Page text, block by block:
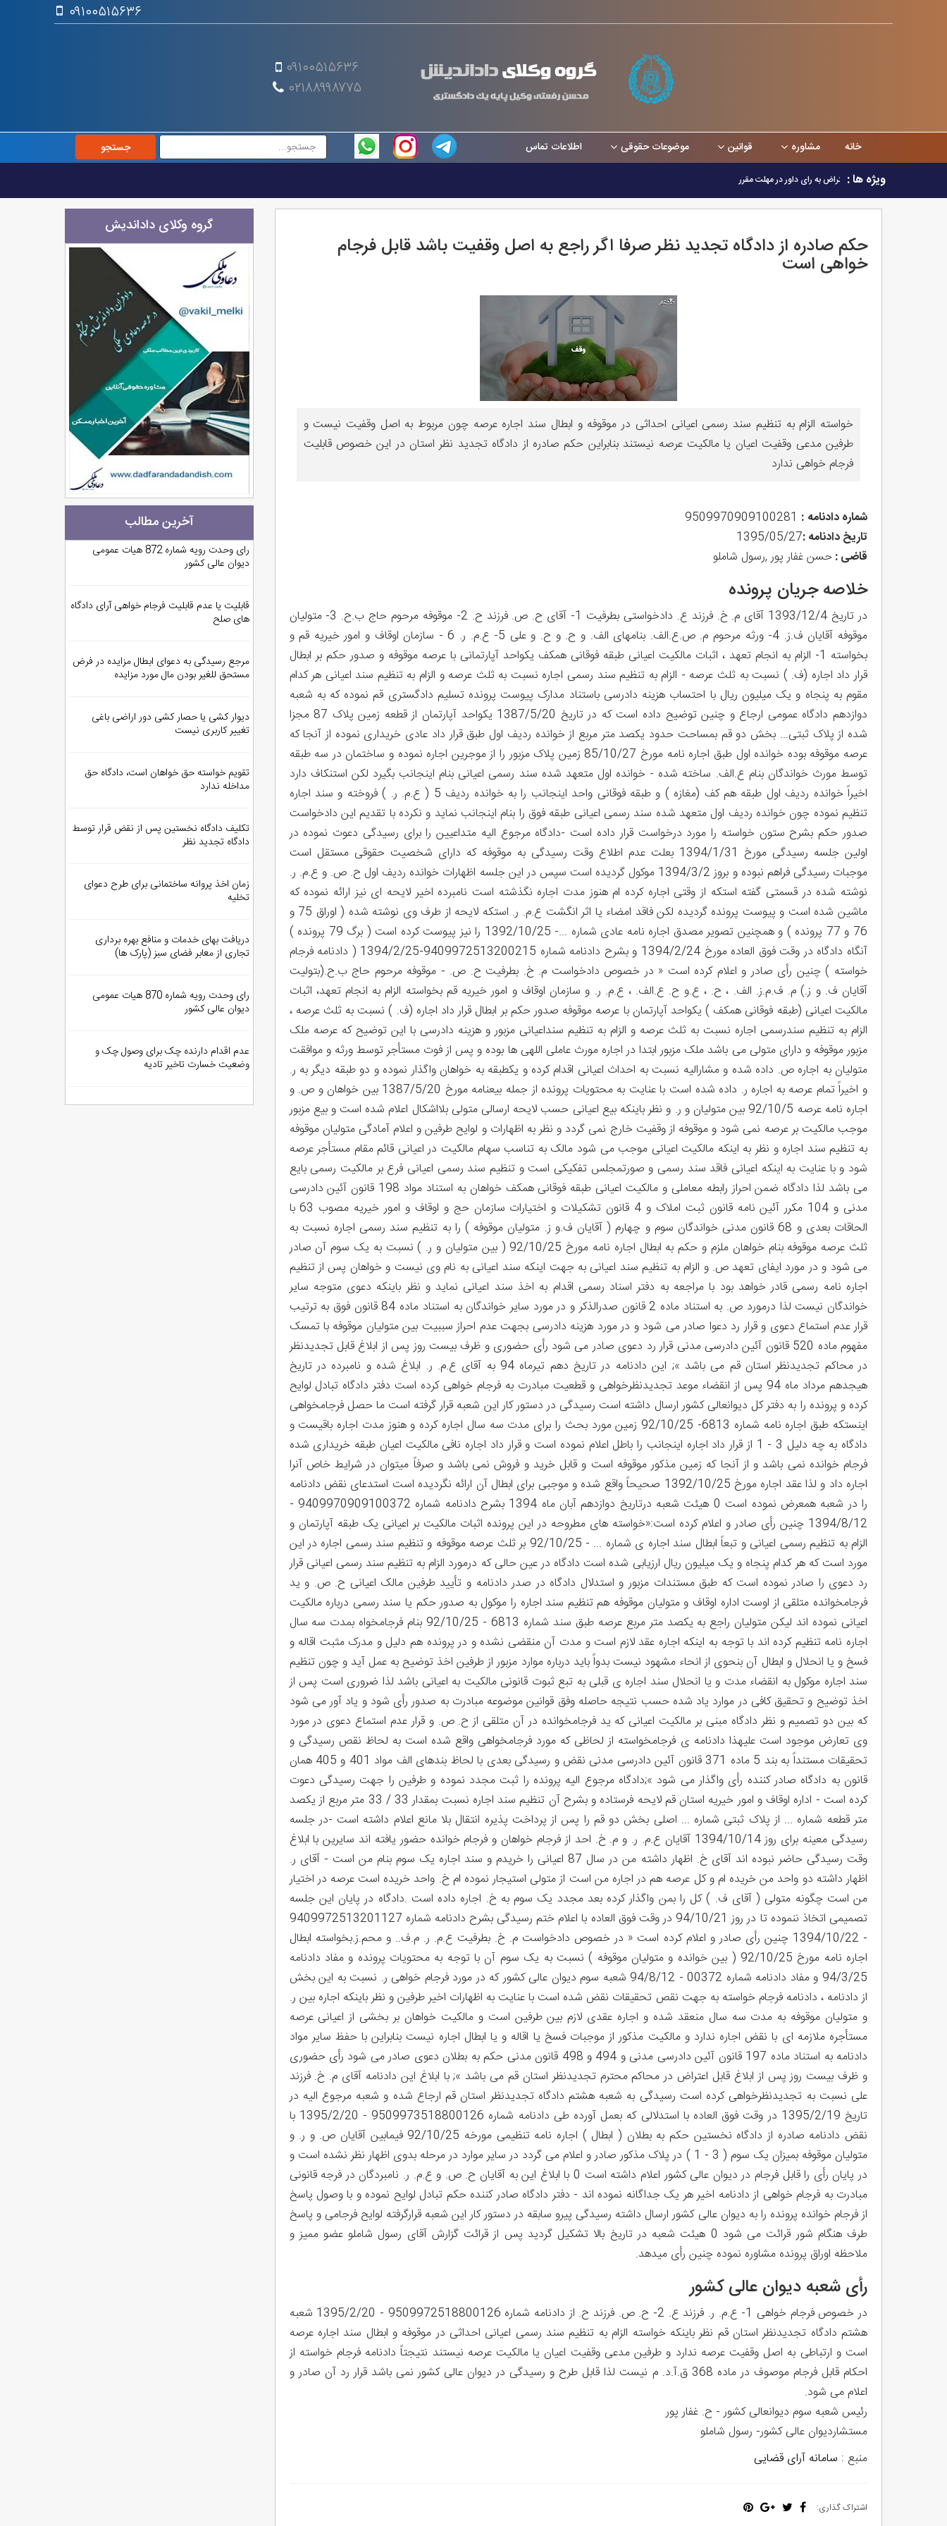
۰۹۱۰۰۵۱۵۶۳۶
۰۹۱۰۰۵۱۵۶۳۶
۰۲۱۸۸۹۹۸۷۷۵
خانه مشاوره قوانین موضوعات حقوقی اطلاعات تماس
ویژه ها : اثر عدم اعتراض به رای داور در مهلت مقرر
حکم صادره از دادگاه تجدید نظر صرفا اگر راجع به اصل وقفیت باشد قابل فرجام
خواهی است
خواسته الزام به تنظیم سند رسمی اعیانی احداثی در موقوفه و ابطال سند اجاره عرصه چون مربوط به اصل وقفیت نیست و
طرفین مدعی وقفیت اعیان یا مالکیت عرصه نیستند بنابراین حکم صادره از دادگاه تجدید نظر استان در این خصوص قابلیت
فرجام خواهی ندارد
شماره دادنامه :
تاریخ دادنامه :1395/05/27
قاضی : حسن غفار پور ,رسول شاملو
خلاصه جریان پرونده
در تاریخ 1393/12/4 آقای م. خ. فرزند ع. دادخواستی بطرفیت 1- آقای ح. ص. فرزند ح. 2- موقوفه مرحوم حاج ب.ح. 3- متولیان
موقوفه آقایان ف.ز. 4- ورثه مرحوم م. ص.ع.الف. بنامهای الف. و ح. و ح. و علی 5- ع.م. ر. 6 - سازمان اوقاف و امور خیریه قم و
بخواسته 1- الزام به انجام تعهد ، اثبات مالکیت اعیانی طبقه فوقانی همکف یکواحد آپارتمانی با عرصه موقوفه و صدور حکم بر ابطال
قرار داد اجاره (ف. ) نسبت به ثلث عرصه - الزام به تنظیم سند رسمی اجاره نسبت به ثلث عرصه و الزام به تنظیم سند اعیانی هر کدام
مقوم به پنجاه و یک میلیون ریال با احتساب هزینه دادرسی باستناد مدارک پیوست پرونده تسلیم دادگستری قم نموده که به شعبه
دوازدهم دادگاه عمومی ارجاع و چنین توضیح داده است که در تاریخ 1387/5/20 یکواحد آپارتمان از قطعه زمین پلاک 87 مجزا
شده از پلاک ثبتی... بخش دو قم بمساحت حدود یکصد متر مربع از خوانده ردیف اول طبق قرار داد عادی خریداری نموده از آنجا که
عرصه موقوفه بوده خوانده اول طبق اجاره نامه مورخ 85/10/27 زمین پلاک مزبور را از موجرین اجاره نموده و ساختمان در سه طبقه
توسط مورث خواندگان بنام ع.الف. ساخته شده - خوانده اول متعهد شده سند رسمی اعیانی بنام اینجانب بگیرد لکن استنکاف دارد
اخیراً خوانده ردیف اول طبقه هم کف (مغازه ) و طبقه فوقانی واحد اینجانب را به خوانده ردیف 5 ( ع.م. ر. ) فروخته و سند اجاره
تنظیم نموده چون خوانده ردیف اول متعهد شده سند رسمی اعیانی طبقه فوق را بنام اینجانب نماید و نکرده با تقدیم این دادخواست
صدور حکم بشرح ستون خواسته را مورد درخواست قرار داده است -دادگاه مرجوع الیه متداعیین را برای رسیدگی دعوت نموده در
اولین جلسه رسیدگی مورخ 1394/1/31 بعلت عدم اطلاع وقت رسیدگی به موقوفه که دارای شخصیت حقوقی مستقل است
موجبات رسیدگی فراهم نبوده و بروز 1394/3/2 موکول گردیده است سپس در این جلسه اظهارات خوانده ردیف اول ح. ص. و ع.م. ر.
نوشته شده در قسمتی گفته استکه از وقتی اجاره کرده ام هنوز مدت اجاره نگذشته است نامبرده اخیر لایحه ای نیز ارائه نموده که
ماشین شده است و پیوست پرونده گردیده لکن فاقد امضاء یا اثر انگشت ع.م. ر. استکه لایحه از طرف وی نوشته شده ( اوراق 75 و
76 و 77 پرونده ) و همچنین تصویر مصدق اجاره نامه عادی شماره ...- 1392/10/25 را نیز پیوست کرده است ( برگ 79 پرونده )
آنگاه دادگاه در وقت فوق العاده مورخ 1394/2/24 و بشرح دادنامه شماره 9409972513200215-1394/2/25 ( دادنامه فرجام
خواسته ) چنین رأی صادر و اعلام کرده است « در خصوص دادخواست م. خ. بطرفیت ح. ص. - موقوفه مرحوم حاج ب.ح.(بتولیت
آقایان ف. و ز.) م. ف.م.ز. الف. ، ح. ، ع.و ح. ع.الف. ، ع.م. ر. و سازمان اوقاف و امور خیریه قم بخواسته الزام به انجام تعهد، اثبات
مالکیت اعیانی (طبقه فوقانی همکف ) یکواحد آپارتمان با عرصه موقوفه صدور حکم بر ابطال قرار داد اجاره (ف. ) نسبت به ثلث عرصه ،
الزام به تنظیم سندرسمی اجاره نسبت به ثلث عرصه و الزام به تنظیم سنداعیانی مزبور و هزینه دادرسی با این توضیح که عرصه ملک
مزبور موقوفه و دارای متولی می باشد ملک مزبور ابتدا در اجاره مورث عاملی اللهی ها بوده و پس از فوت مستأجر توسط ورثه و موافقت
متولیان به اجاره ص. داده شده و مشارالیه نسبت به احداث اعیانی اقدام کرده و یکطبقه به خواهان واگذار نموده و دو طبقه دیگر به ر.
و اخیراً تمام عرصه به اجاره ر. داده شده است با عنایت به محتویات پرونده از جمله بیعنامه مورخ 1387/5/20 بین خواهان و ص. و
اجاره نامه عرصه 92/10/5 بین متولیان و ر. و نظر باینکه بیع اعیانی حسب لایحه ارسالی متولی بلااشکال اعلام شده است و بیع مزبور
موجب مالکیت بر عرصه نمی شود و موقوفه از وقفیت خارج نمی گردد و نظر به اظهارات و لوایح طرفین و اعلام آمادگی متولیان موقوفه
به تنظیم سند اجاره و نظر به اینکه مالکیت اعیانی موجب می شود مالک به تناسب سهام مالکیت در اعیانی قائم مقام مستأجر عرصه
شود و با عنایت به اینکه اعیانی فاقد سند رسمی و صورتمجلس تفکیکی است و تنظیم سند رسمی اعیانی فرع بر مالکیت رسمی بایع
می باشد لذا دادگاه ضمن احراز رابطه معاملی و مالکیت اعیانی طبقه فوقانی همکف خواهان به استناد مواد 198 قانون آئین دادرسی
مدنی و 104 مکرر آئین نامه قانون ثبت املاک و 4 قانون تشکیلات و اختیارات سازمان حج و اوقاف و امور خیریه مصوب 63 با
الحاقات بعدی و 68 قانون مدنی خواندگان سوم و چهارم ( آقایان ف.و ز. متولیان موقوفه ) را به تنظیم سند رسمی اجاره نسبت به
ثلث عرصه موقوفه بنام خواهان ملزم و حکم به ابطال اجاره نامه مورخ 92/10/25 ( بین متولیان و ر. ) نسبت به یک سوم آن صادر
می شود و در مورد ایفای تعهد ص. و الزام به تنظیم سند اعیانی به جهت اینکه سند اعیانی به نام وی نیست و خواهان پس از تنظیم
اجاره نامه رسمی قادر خواهد بود با مراجعه به دفتر اسناد رسمی اقدام به اخذ سند اعیانی نماید و نظر باینکه دعوی متوجه سایر
خواندگان نیست لذا درمورد ص. به استناد ماده 2 قانون صدرالذکر و در مورد سایر خواندگان به استناد ماده 84 قانون فوق به ترتیب
قرار عدم استماع دعوی و قرار رد دعوا صادر می شود و در مورد هزینه دادرسی بجهت عدم احراز سببیت بین متولیان موقوفه با تمسک
مفهوم ماده 520 قانون آئین دادرسی مدنی قرار رد دعوی صادر می شود رأی حضوری و ظرف بیست روز پس از ابلاغ قابل تجدیدنظر
در محاکم تجدیدنظر استان قم می باشد »; این دادنامه در تاریخ دهم تیرماه 94 به آقای ع.م. ر. ابلاغ شده و نامبرده در تاریخ
هیجدهم مرداد ماه 94 پس از انقضاء موعد تجدیدنظرخواهی و قطعیت مبادرت به فرجام خواهی کرده است دفتر دادگاه تبادل لوایح
کرده و پرونده را به دفتر کل دیوانعالی کشور ارسال داشته است رسیدگی در دستور کار این شعبه قرار گرفته است ما حصل فرجامخواهی
اینستکه طبق اجاره نامه شماره 6813- 92/10/25 زمین مورد بحث را برای مدت سه سال اجاره کرده و هنوز مدت اجاره باقیست و
دادگاه به چه دلیل 3 - 1 از قرار داد اجاره اینجانب را باطل اعلام نموده است و قرار داد اجاره نافی مالکیت اعیان طبقه خریداری شده
فرجام خوانده نمی باشد و از آنجا که زمین مذکور موقوفه است و قابل خرید و فروش نمی باشد و صرفاً میتوان در شرایط خاص آنرا
اجاره داد و لذا عقد اجاره مورخ 1392/10/25 صحیحاً واقع شده و موجبی برای ابطال آن ارائه نگردیده است استدعای نقض دادنامه
را در شعبه همعرض نموده است 0 هیئت شعبه درتاریخ دوازدهم آبان ماه 1394 بشرح دادنامه شماره 9409970909100372 -
1394/8/12 چنین رأی صادر و اعلام کرده است:«خواسته های مطروحه در این پرونده اثبات مالکیت بر اعیانی یک طبقه آپارتمان و
الزام به تنظیم رسمی اعیانی و تبعاً ابطال سند اجاره ی شماره ... - 92/10/25 بر ثلث عرصه موقوفه و تنظیم سند رسمی اجاره در این
مورد است که هر کدام پنجاه و یک میلیون ریال ارزیابی شده است دادگاه در عین حالی که درمورد الزام به تنظیم سند رسمی اعیانی قرار
رد دعوی را صادر نموده است که طبق مستندات مزبور و استدلال دادگاه در صدر دادنامه و تأیید طرفین مالک اعیانی ح. ص. و ید
فرجامخوانده متلقی از اوست اداره اوقاف و متولیان موقوفه هم تنظیم سند اجاره را موکول به صدور حکم یا سند رسمی درباره مالکیت
اعیانی نموده اند لیکن متولیان راجع به یکصد متر مربع عرصه طبق سند شماره 6813 - 92/10/25 بنام فرجامخواه بمدت سه سال
اجاره نامه تنظیم کرده اند با توجه به اینکه اجاره عقد لازم است و مدت آن منقضی نشده و در پرونده هم دلیل و مدرک مثبت اقاله و
فسخ و یا انحلال و ابطال آن بنحوی از انحاء مشهود نیست بدواً باید درباره موارد مزبور از طرفین اخذ توضیح به عمل آید و چون تنظیم
سند اجاره موکول به انقضاء مدت و یا انحلال سند اجاره ی قبلی به تبع ثبوت قانونی مالکیت به اعیانی باشد لذا ضروری است پس از
اخذ توضیح و تحقیق کافی در موارد یاد شده حسب نتیجه حاصله وفق قوانین موضوعه مبادرت به صدور رأی شود و یاد آور می شود
که بین دو تصمیم و نظر دادگاه مبنی بر مالکیت اعیانی که ید فرجامخوانده در آن متلقی از ح. ص. و قرار عدم استماع دعوی در مورد
وی تعارض موجود است علیهذا دادنامه ی فرجامخواسته از لحاظی که مورد فرجامخواهی واقع شده است به لحاظ نقص رسیدگی و
تحقیقات مستنداً به بند 5 ماده 371 قانون آئین دادرسی مدنی نقض و رسیدگی بعدی با لحاظ بندهای الف مواد 401 و 405 همان
قانون به دادگاه صادر کننده رأی واگذار می شود »;دادگاه مرجوع الیه پرونده را ثبت مجدد نموده و طرفین را جهت رسیدگی دعوت
کرده است - اداره اوقاف و امور خیریه استان قم لایحه فرستاده و بشرح آن تنظیم سند اجاره نسبت بمقدار 33 / 33 متر مربع از یکصد
متر قطعه شماره ... از پلاک ثبتی شماره ... اصلی بخش دو قم را پس از پرداخت پذیره انتقال بلا مانع اعلام داشته است -در جلسه
رسیدگی معینه برای روز 1394/10/14 آقایان ع.م. ر. و م. خ. احد از فرجام خواهان و فرجام خوانده حضور یافته اند سایرین با ابلاغ
وقت رسیدگی حاضر نبوده اند آقای خ. اظهار داشته من در سال 87 اعیانی را خریدم و سند اجاره یک سوم بنام من است - آقای ر.
اظهار داشته دو واحد من خریده ام و کل عرصه هم در اجاره من است از متولی استیجار نموده ام خ. واحد خریده است عرصه در اختیار
من است چگونه متولی ( آقای ف. ) کل را بمن واگذار کرده بعد مجدد یک سوم به خ. اجاره داده است .دادگاه در پایان این جلسه
تصمیمی اتخاذ ننموده تا در روز 94/10/21 در وقت فوق العاده با اعلام ختم رسیدگی بشرح دادنامه شماره 9409972513201127
- 1394/10/22 چنین رأی صادر و اعلام کرده است « در خصوص دادخواست م. خ. بطرفیت ع.م. ر. م.ف.. و محم.ز.بخواسته ابطال
اجاره نامه مورخ 92/10/25 ( بین خوانده و متولیان موقوفه ) نسبت به یک سوم آن با توجه به محتویات پرونده و مفاد دادنامه
94/3/25 و مفاد دادنامه شماره 00372 - 94/8/12 شعبه سوم دیوان عالی کشور که در مورد فرجام خواهی ر. نسبت به این بخش
از دادنامه ، دادنامه فرجام خواسته به جهت نقص تحقیقات نقض شده است با عنایت به اظهارات اخیر طرفین و نظر باینکه اجاره بین ر.
و متولیان موقوفه به مدت سه سال منعقد شده و اجاره عقدی لازم بین طرفین است و مالکیت خواهان بر بخشی از اعیانی عرصه
مستأجره ملازمه ای با نقض اجاره ندارد و مالکیت مذکور از موجبات فسخ یا اقاله و یا ابطال اجاره نیست بنابراین با حفظ سایر مواد
دادنامه به استناد ماده 197 قانون آئین دادرسی مدنی و 494 و 498 قانون مدنی حکم به بطلان دعوی صادر می شود رأی حضوری
و ظرف بیست روز پس از ابلاغ قابل اعتراض در محاکم محترم تجدیدنظر استان قم می باشد »; با ابلاغ این دادنامه آقای م. خ. فرزند
علی نسبت به تجدیدنظرخواهی کرده است رسیدگی به شعبه هشتم دادگاه تجدیدنظر استان قم ارجاع شده و شعبه مرجوع الیه در
تاریخ 1395/2/19 در وقت فوق العاده با استدلالی که بعمل آورده طی دادنامه شماره 9509973518800126 - 1395/2/20 با
نقض دادنامه صادره از دادگاه نخستین حکم به بطلان ( ابطال ) اجاره نامه تنظیمی مورخه 92/10/25 فیمابین آقایان ص. و ر. و
متولیان موقوفه بمیزان یک سوم ( 3 - 1 ) در پلاک مذکور صادر و اعلام می گردد در سایر موارد در مرحله بدوی اظهار نظر نشده است و
در پایان رأی را قابل فرجام در دیوان عالی کشور اعلام داشته است 0 با ابلاغ این به آقایان ح. ص. و ع.م. ر. نامبردگان در فرجه قانونی
مبادرت به فرجام خواهی از دادنامه اخیر هر یک جداگانه نموده اند - دفتر دادگاه صادر کننده حکم تبادل لوایح نموده و با وصول پاسخ
از فرجام خوانده پرونده را به دیوان عالی کشور ارسال داشته رسیدگی پیرو سابقه در دستور کار این شعبه قرارگرفته لوایح فرجامی و پاسخ
طرف هنگام شور قرائت می شود 0 هیئت شعبه در تاریخ بالا تشکیل گردید پس از قرائت گزارش آقای رسول شاملو عضو ممیز و
ملاحظه اوراق پرونده مشاوره نموده چنین رأی میدهد.
رأی شعبه دیوان عالی کشور
در خصوص فرجام خواهی 1- ع.م. ر. فرزند ع. 2- ح. ص. فرزند ح. از دادنامه شماره 9509972518800126 - 1395/2/20 شعبه
هشتم دادگاه تجدیدنظر استان قم نظر باینکه خواسته الزام به تنظیم سند رسمی اعیانی احداثی در موقوفه و ابطال سند اجاره عرصه
است و ارتباطی به اصل وقفیت عرصه ندارد و طرفین مدعی وقفیت اعیان یا مالکیت عرصه نیستند نتیجتاً دادنامه فرجام خواسته از
احکام قابل فرجام موصوف در ماده 368 ق.آ.د. م نیست لذا قابل طرح و رسیدگی در دیوان عالی کشور نمی باشد قرار رد آن صادر و
اعلام می شود.
رئیس شعبه سوم دیوانعالی کشور - ح. غفار پور
مستشاردیوان عالی کشور- رسول شاملو
منبع : سامانه آرای قضایی
اشتراک گذاری:
گروه وکلای داداندیش
آخرین مطالب
رای وحدت رویه شماره 872 هیات عمومی
دیوان عالی کشور
قابلیت یا عدم قابلیت فرجام خواهی آرای دادگاه
های صلح
مرجع رسیدگی به دعوای ابطال مزایده در فرض
مستحق للغیر بودن مال مورد مزایده
دیوار کشی یا حصار کشی دور اراضی باغی
تغییر کاربری نیست
تقویم خواسته حق خواهان است، دادگاه حق
مداخله ندارد
تکلیف دادگاه نخستین پس از نقض قرار توسط
دادگاه تجدید نظر
زمان اخذ پروانه ساختمانی برای طرح دعوای
تخلیه
دریافت بهای خدمات و منافع بهره برداری
تجاری از معابر فضای سبز (پارک ها)
رای وحدت رویه شماره 870 هیات عمومی
دیوان عالی کشور
عدم اقدام دارنده چک برای وصول چک و
وضعیت خسارت تاخیر تادیه